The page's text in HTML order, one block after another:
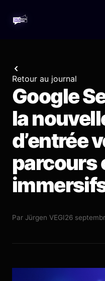
Retour au journal
Google
la
d’entrée
parcours
Par Jürgen VEGI26